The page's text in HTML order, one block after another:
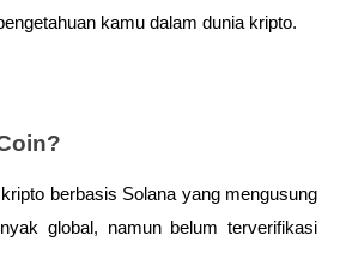
kamu dalam dunia kripto.
berbasis Solana yang mengusung
global, namun belum terverifikasi